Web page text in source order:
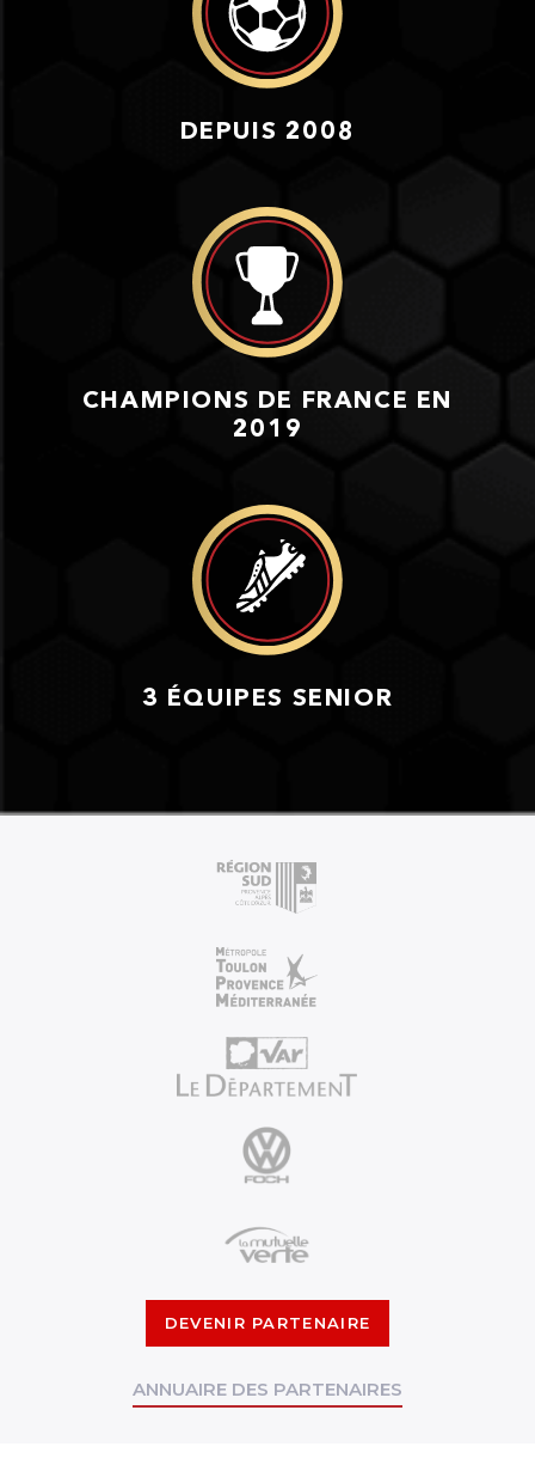
DEPUIS 2008
CHAMPIONS DE FRANCE EN
2019
3 ÉQUIPES SENIOR
DEVENIR PARTENAIRE
ANNUAIRE DES PARTENAIRES